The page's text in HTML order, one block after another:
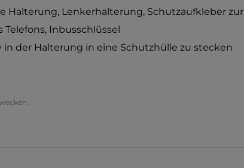
Halterung, Lenkerhalterung, Schutzaufkleber zur
Inbusschlüssel
in der Halterung in eine Schutzhülle zu stecken